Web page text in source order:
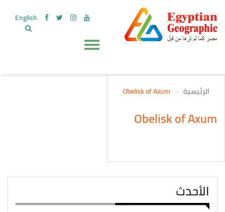
English
الرئيسية
Obelisk of Axum
الأحدث